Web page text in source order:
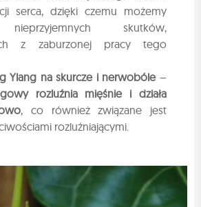
serca, dzięki czemu możemy
skutków,
z zaburzonej pracy tego
Ylang na skurcze i nerwobóle–
rozluźnia mięśnie i działa
, co również związane jest
rozluźniającymi.